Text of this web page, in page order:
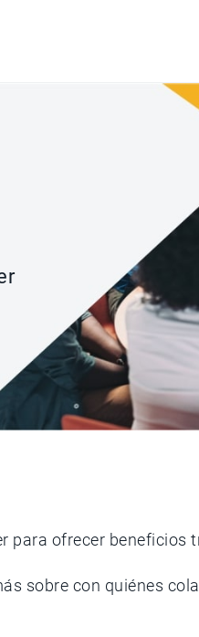
para ofrecer beneficios
sobre con quiénes